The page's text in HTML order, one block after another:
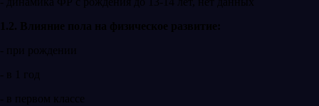
1.2. Влияние пола на физическое развитие:
- при рождении
- в 1 год
- в первом классе